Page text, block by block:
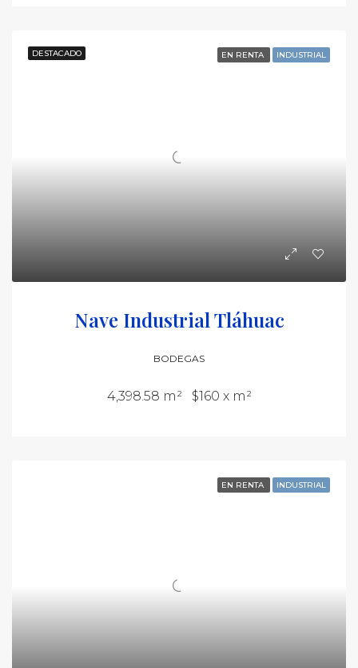
DESTACADO EN RENTA INDUSTRIAL
Nave Industrial Tláhuac
BODEGAS
4,398.58 m² $160 x m²
EN RENTA INDUSTRIAL